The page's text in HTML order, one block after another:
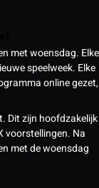
met woensdag. Elke
speelweek. Elke
online gezet,
Dit zijn hoofdzakelijk
voorstellingen. Na
met de woensdag